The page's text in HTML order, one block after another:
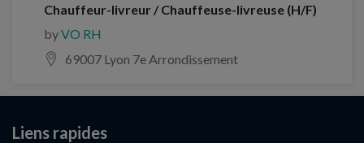
Chauffeur-livreur / Chauffeuse-livreuse (H/F)
byVO RH
69007 Lyon 7e Arrondissement
Liens rapides